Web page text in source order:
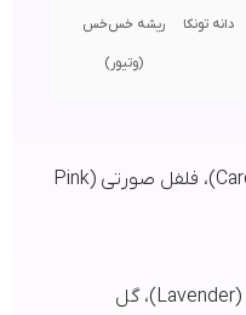
دانه تونکا ریشه خس‌خس
(وتیور)
ترنج (Bergamot)، هل (Cardamom)، فلفل صورتی (Pink
مریم‌گلی (Sage)، اسطوخودوس (Lavender)، گل